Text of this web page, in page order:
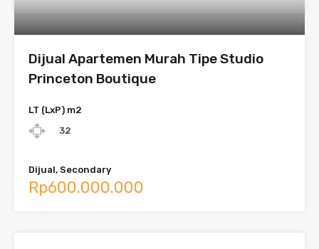
Dijual Apartemen Murah Tipe Studio
Princeton Boutique
LT (LxP) m2
32
Dijual, Secondary
Rp600.000.000